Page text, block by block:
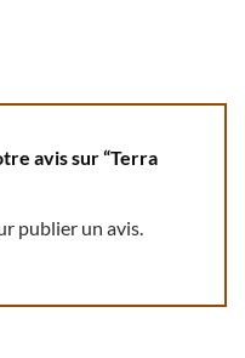
avis sur “Terra
publier un avis.